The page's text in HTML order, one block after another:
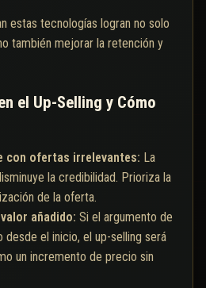
estas tecnologías logran no solo
también mejorar la retención y
el Up-Selling y Cómo
con ofertas irrelevantes: La
la credibilidad. Prioriza la
de la oferta.
añadido: Si el argumento de
desde el inicio, el up-selling será
un incremento de precio sin